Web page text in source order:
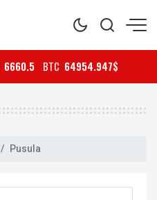
6660.5 BTC 64954.947$
Pusula